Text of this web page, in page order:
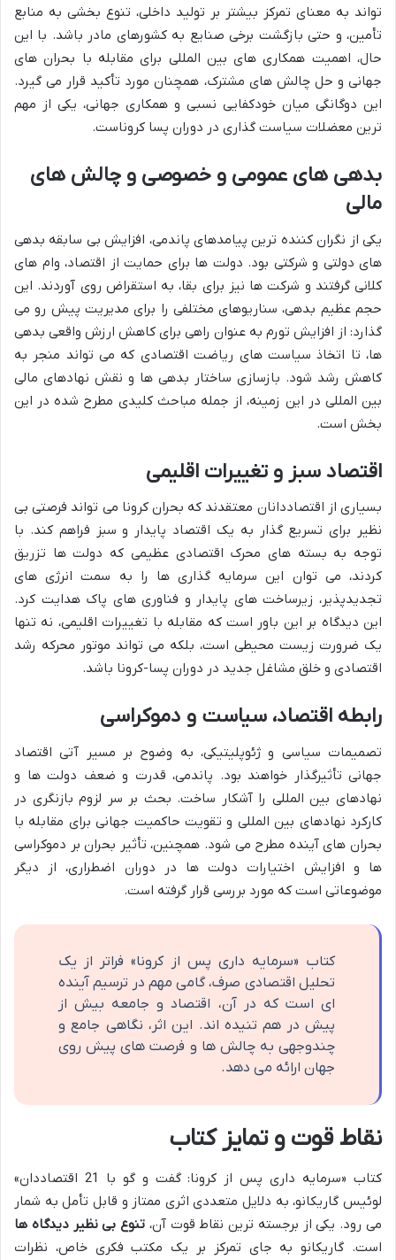
تواند به معنای تمرکز بیشتر بر تولید داخلی، تنوع بخشی به منابع
تأمین، و حتی بازگشت برخی صنایع به کشورهای مادر باشد. با این
حال، اهمیت همکاری های بین المللی برای مقابله با بحران های
جهانی و حل چالش های مشترک، همچنان مورد تأکید قرار می گیرد.
این دوگانگی میان خودکفایی نسبی و همکاری جهانی، یکی از مهم
ترین معضلات سیاست گذاری در دوران پسا کروناست.
بدهی های عمومی و خصوصی و چالش های
مالی
یکی از نگران کننده ترین پیامدهای پاندمی، افزایش بی سابقه بدهی
های دولتی و شرکتی بود. دولت ها برای حمایت از اقتصاد، وام های
کلانی گرفتند و شرکت ها نیز برای بقا، به استقراض روی آوردند. این
حجم عظیم بدهی، سناریوهای مختلفی را برای مدیریت پیش رو می
گذارد: از افزایش تورم به عنوان راهی برای کاهش ارزش واقعی بدهی
ها، تا اتخاذ سیاست های ریاضت اقتصادی که می تواند منجر به
کاهش رشد شود. بازسازی ساختار بدهی ها و نقش نهادهای مالی
بین المللی در این زمینه، از جمله مباحث کلیدی مطرح شده در این
بخش است.
اقتصاد سبز و تغییرات اقلیمی
بسیاری از اقتصاددانان معتقدند که بحران کرونا می تواند فرصتی بی
نظیر برای تسریع گذار به یک اقتصاد پایدار و سبز فراهم کند. با
توجه به بسته های محرک اقتصادی عظیمی که دولت ها تزریق
کردند، می توان این سرمایه گذاری ها را به سمت انرژی های
تجدیدپذیر، زیرساخت های پایدار و فناوری های پاک هدایت کرد.
این دیدگاه بر این باور است که مقابله با تغییرات اقلیمی، نه تنها
یک ضرورت زیست محیطی است، بلکه می تواند موتور محرکه رشد
اقتصادی و خلق مشاغل جدید در دوران پسا-کرونا باشد.
رابطه اقتصاد، سیاست و دموکراسی
تصمیمات سیاسی و ژئوپلیتیکی، به وضوح بر مسیر آتی اقتصاد
جهانی تأثیرگذار خواهند بود. پاندمی، قدرت و ضعف دولت ها و
نهادهای بین المللی را آشکار ساخت. بحث بر سر لزوم بازنگری در
کارکرد نهادهای بین المللی و تقویت حاکمیت جهانی برای مقابله با
بحران های آینده مطرح می شود. همچنین، تأثیر بحران بر دموکراسی
ها و افزایش اختیارات دولت ها در دوران اضطراری، از دیگر
موضوعاتی است که مورد بررسی قرار گرفته است.
کتاب «سرمایه داری پس از کرونا» فراتر از یک
تحلیل اقتصادی صرف، گامی مهم در ترسیم آینده
ای است که در آن، اقتصاد و جامعه بیش از
پیش در هم تنیده اند. این اثر، نگاهی جامع و
چندوجهی به چالش ها و فرصت های پیش روی
جهان ارائه می دهد.
نقاط قوت و تمایز کتاب
کتاب «سرمایه داری پس از کرونا: گفت و گو با 21 اقتصاددان»
لوئیس گاریکانو، به دلایل متعددی اثری ممتاز و قابل تأمل به شمار
می رود. یکی از برجسته ترین نقاط قوت آن، تنوع بی نظیر دیدگاه ها
است. گاریکانو به جای تمرکز بر یک مکتب فکری خاص، نظرات